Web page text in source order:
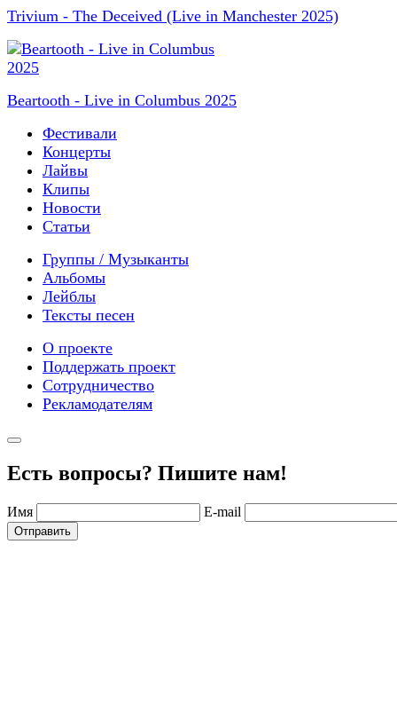
Trivium - The Deceived (Live in Manchester 2025)
Beartooth - Live in Columbus 2025
Фестивали
Концерты
Лайвы
Клипы
Новости
Статьи
Группы / Музыканты
Альбомы
Лейблы
Тексты песен
О проекте
Поддержать проект
Сотрудничество
Рекламодателям
Есть вопросы? Пишите нам!
Имя E-mail